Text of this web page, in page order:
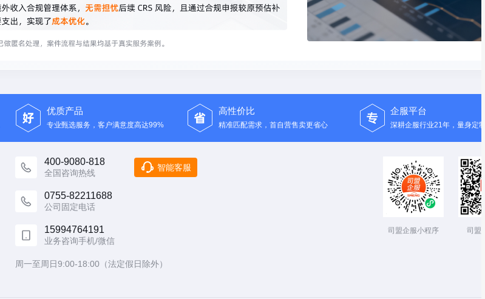
优质产品
专业甄选服务，客户满意度高达99%
高性价比
精准匹配需求，首自营售卖更省心
企服平台
深耕企服行业21年，量身定
400-9080-818
全国咨询热线
智能客服
0755-82211688
公司固定电话
15994764191
业务咨询手机/微信
周一至周日9:00-18:00（法定假日除外）
司盟企服小程序 司盟